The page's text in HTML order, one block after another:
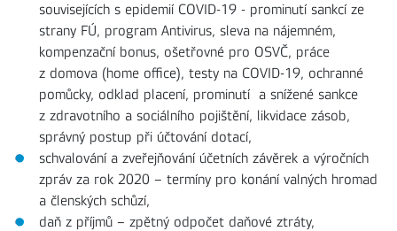
souvisejících s epidemií COVID-19 - prominutí sankcí ze
strany FÚ, program Antivirus, sleva na nájemném,
kompenzační bonus, ošetřovné pro OSVČ, práce
z domova (home office), testy na COVID-19, ochranné
pomůcky, odklad placení, prominutí a snížené sankce
z zdravotního a sociálního pojištění, likvidace zásob,
správný postup při účtování dotací,
schvalování a zveřejňování účetních závěrek a výročních
zpráv za rok 2020 – termíny pro konání valných hromad
a členských schůzí,
daň z příjmů – zpětný odpočet daňové ztráty,